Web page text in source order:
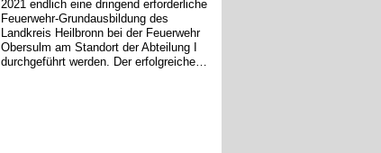
2021 endlich eine dringend erforderliche
Feuerwehr-Grundausbildung des
Landkreis Heilbronn bei der Feuerwehr
Obersulm am Standort der Abteilung I
durchgeführt werden. Der erfolgreiche…